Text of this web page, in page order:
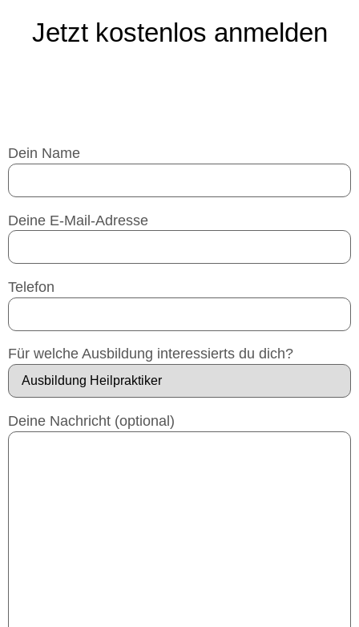
Jetzt kostenlos anmelden
Dein Name
Deine E-Mail-Adresse
Telefon
Für welche Ausbildung interessierts du dich?
Deine Nachricht (optional)